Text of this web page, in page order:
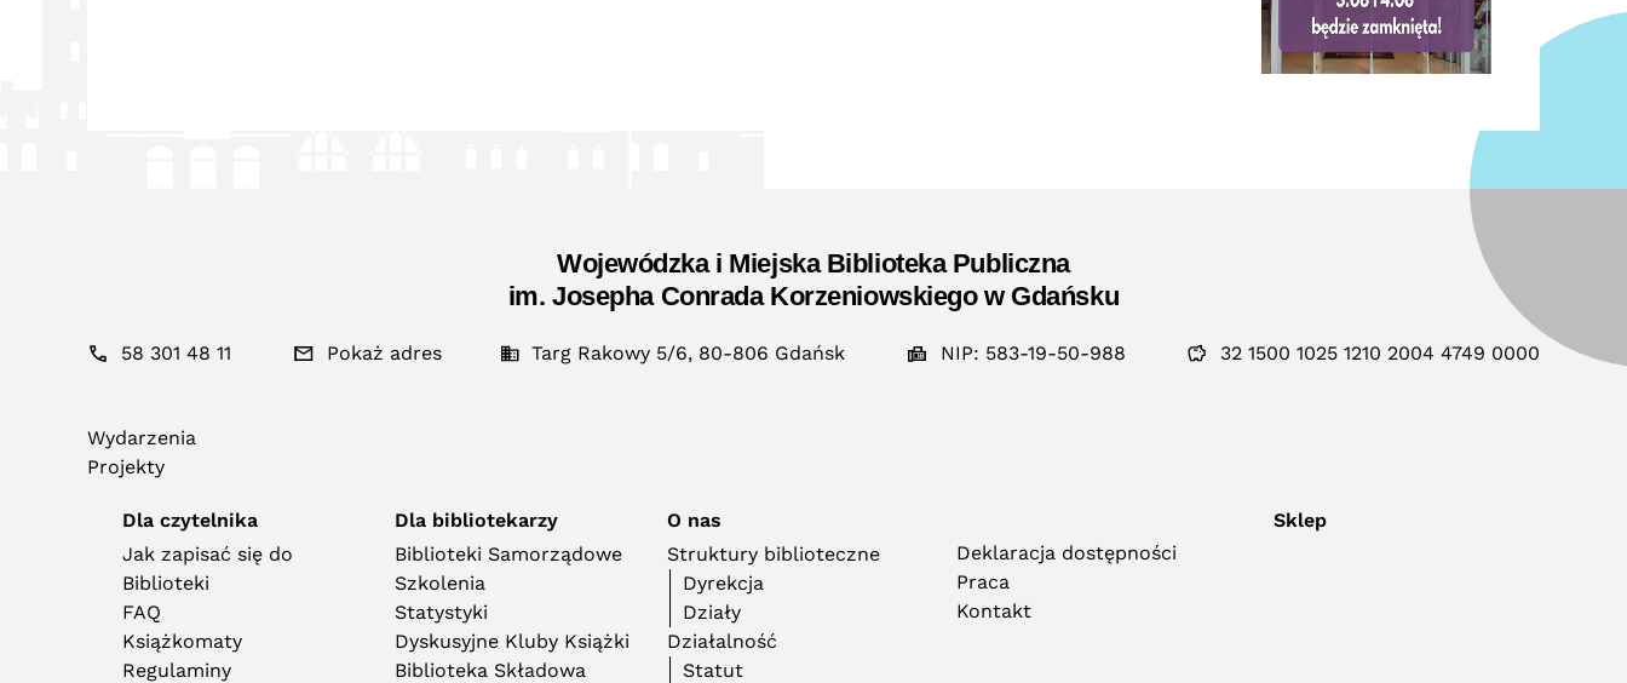
Wojewódzka i Miejska Biblioteka Publiczna
im. Josepha Conrada Korzeniowskiego w Gdańsku
58 301 48 11 Pokaż adres Targ Rakowy 5/6, 80-806 Gdańsk NIP: 583-19-50-988 32 1500 1025 1210 2004 4749 0000
Wydarzenia
Projekty
Dla czytelnika
Jak zapisać się do
Biblioteki
FAQ
Książkomaty
Regulaminy
Dla bibliotekarzy
Biblioteki Samorządowe
Szkolenia
Statystyki
Dyskusyjne Kluby Książki
Biblioteka Składowa
O nas
Struktury biblioteczne
Dyrekcja
Działy
Działalność
Statut
Deklaracja dostępności
Praca
Kontakt
Sklep